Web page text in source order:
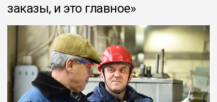
заказы, и это главное»